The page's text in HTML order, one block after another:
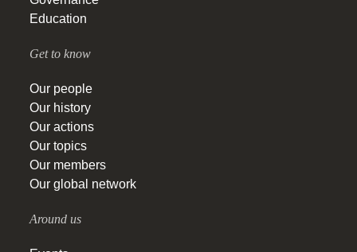
Education
Get to know
Our people
Our history
Our actions
Our topics
Our members
Our global network
Around us